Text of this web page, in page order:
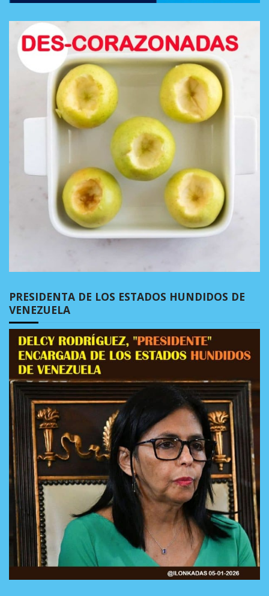
PRESIDENTA DE LOS ESTADOS HUNDIDOS DE
VENEZUELA